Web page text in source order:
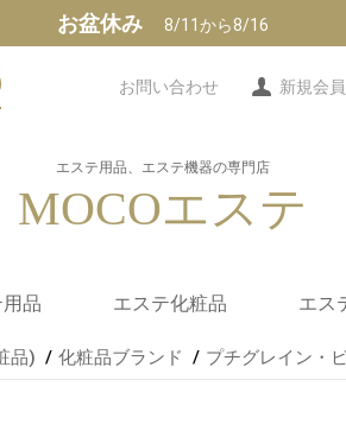
お盆休み 8/11から8/16
お問い合わせ 新規会
エステ用品、エステ機器の専門店
MOCOエステ
品
シーツ類
シーツ
・ブラ・他
ニフォーム
ャル用小物
ュージック
ーン(玄武
エステ化粧品
人気エステ化粧品(フェ
マッサージオイル/クリ
フェイシャル化粧品
ボディ化粧品
アロマ
食品・インナー
化粧品ブランド
エス
家庭用
ヒート
痩身機
エステ
エステ
カウン
光エス
パラフ
拡大
タオル
紫外線
エステ
エステ
品) 化粧品ブランド プチグレイン・